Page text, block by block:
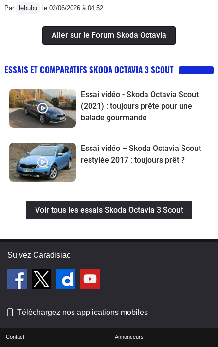
Par lebubu le 02/06/2026 à 04:52
Aller sur le Forum Skoda Octavia
ESSAIS ET COMPARATIFS SKODA OCTAVIA 3 SCOUT
Essai vidéo - Skoda Octavia Scout
(2021) : toujours prête pour une
balade gourmande
Essai vidéo – Skoda Octavia Scout
restylée 2017 : toujours prêt ?
Voir tous les essais Skoda Octavia 3 Scout
Suivez Caradisiac
Téléchargez nos applications mobiles
Contact Annonceurs